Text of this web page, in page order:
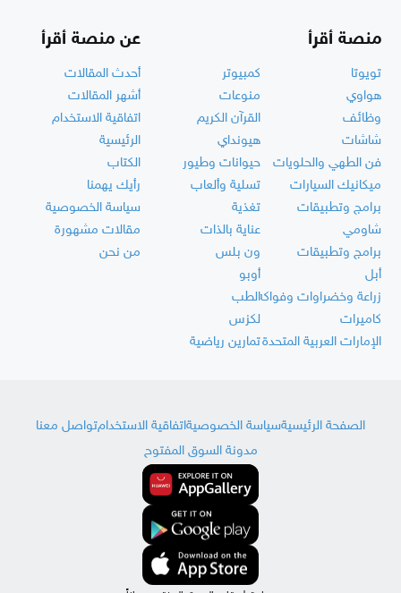
منصة أقرأ
تويوتا
كمبيوتر
هواوي
منوعات
وظائف
القرآن الكريم
شاشات
هيونداي
فن الطهي والحلويات
حيوانات وطيور
ميكانيك السيارات
تسلية وألعاب
برامج وتطبيقات
تغذية
شاومي
عناية بالذات
برامج وتطبيقات
ون بلس
أبل
أوبو
زراعة وخضراوات وفواكهالطب
كاميرات
لكزس
الإمارات العربية المتحدةتمارين رياضية
عن منصة أقرأ
أحدث المقالات
أشهر المقالات
اتفاقية الاستخدام
الرئيسية
الكتاب
رأيك يهمنا
سياسة الخصوصية
مقالات مشهورة
من نحن
الصفحة الرئيسيةسياسة الخصوصيةاتفاقية الاستخدامتواصل معنا
مدونة السوق المفتوح